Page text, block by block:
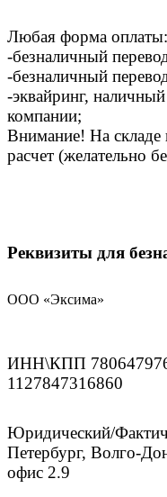
Любая форма оплаты:
-безналичный
-безналичный
-эквайринг,
компании;
Внимание! На
расчет (желательно
Реквизиты для
ООО «Эксима»
ИНН\КПП
1127847316860
Юридический/
Петербург, Волго-
офис 2.9